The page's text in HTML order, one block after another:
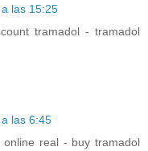
las 15:25
tramadol - tramadol
las 6:45
online real - buy tramadol